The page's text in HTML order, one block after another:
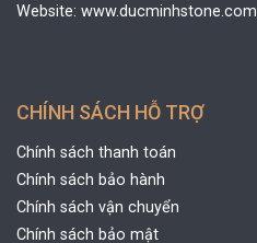
Website: www.ducminhstone.com
CHÍNH SÁCH HỖ TRỢ
Chính sách thanh toán
Chính sách bảo hành
Chính sách vận chuyển
Chính sách bảo mật